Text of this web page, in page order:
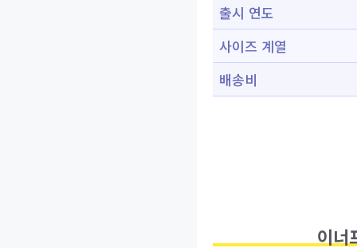
출시 연도
사이즈 계열
배송비
이너